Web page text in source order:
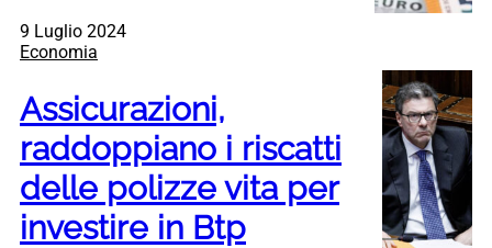
9 Luglio 2024
Economia
Assicurazioni,
raddoppiano i riscatti
delle polizze vita per
investire in Btp